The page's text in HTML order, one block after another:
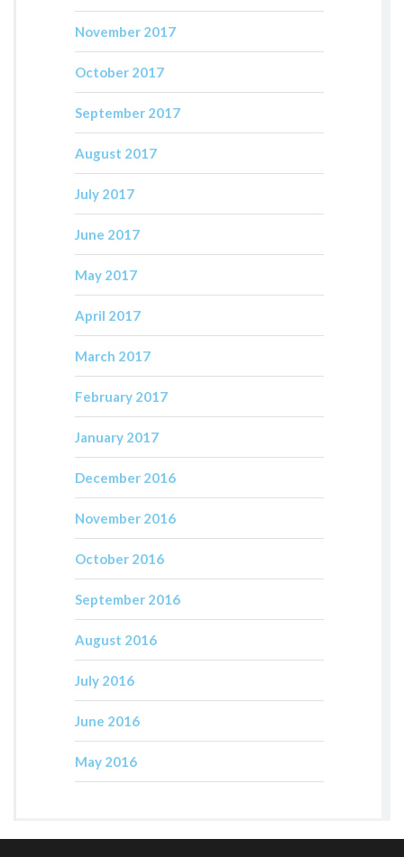
November 2017
October 2017
September 2017
August 2017
July 2017
June 2017
May 2017
April 2017
March 2017
February 2017
January 2017
December 2016
November 2016
October 2016
September 2016
August 2016
July 2016
June 2016
May 2016